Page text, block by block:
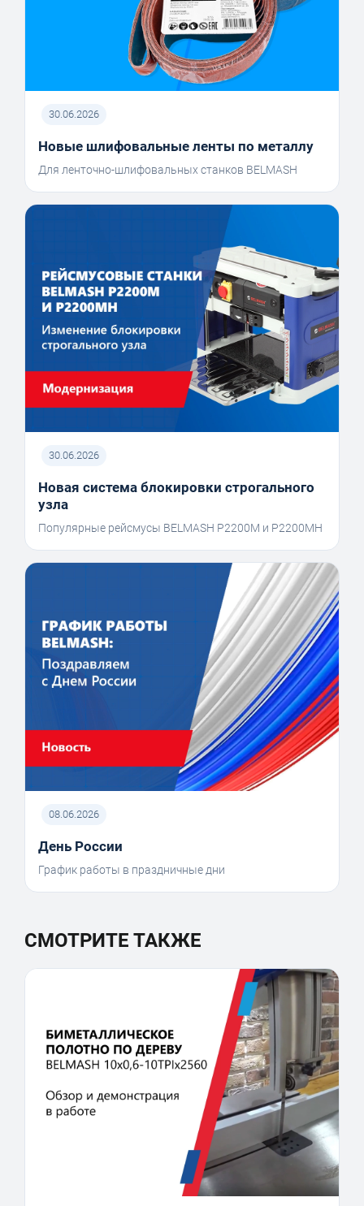
30.06.2026
Новые шлифовальные ленты по металлу
Для ленточно-шлифовальных станков BELMASH
30.06.2026
Новая система блокировки строгального
узла
Популярные рейсмусы BELMASH P2200M и P2200MH
08.06.2026
День России
График работы в праздничные дни
СМОТРИТЕ ТАКЖЕ